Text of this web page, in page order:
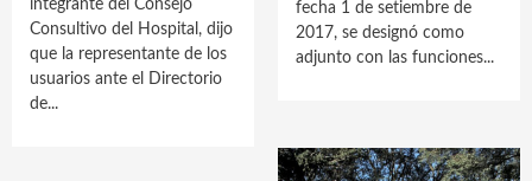
integrante del Consejo
Consultivo del Hospital, dijo
que la representante de los
usuarios ante el Directorio
de...
fecha 1 de setiembre de
2017, se designó como
adjunto con las funciones...